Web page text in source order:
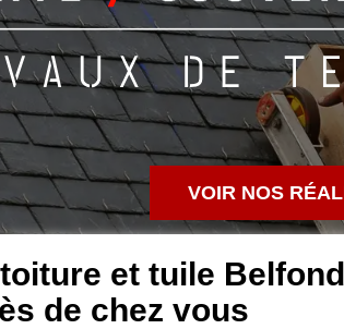
VOIR NOS
et tuile
de chez vous